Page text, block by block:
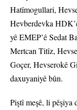
Hatîmogullari,
Hevberdevka
yê EMEP’ê Sedat
Mertcan Titîz,
Goçer, Hevserokê
daxuyaniyê bûn.
Piştî meşê, li pêşiya